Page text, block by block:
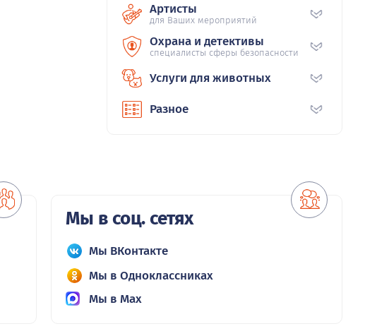
Артисты
для Ваших мероприятий
Охрана и детективы
специалисты сферы безопасности
Услуги для животных
Разное
Мы в соц. сетях
Мы ВКонтакте
Мы в Одноклассниках
Мы в Max